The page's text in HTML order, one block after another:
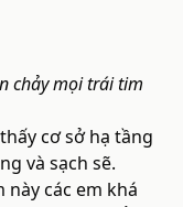
chảy mọi trái tim
cơ sở hạ tầng
và sạch sẽ.
các em khá